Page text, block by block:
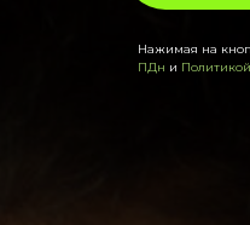
Нажимая на
ПДн и